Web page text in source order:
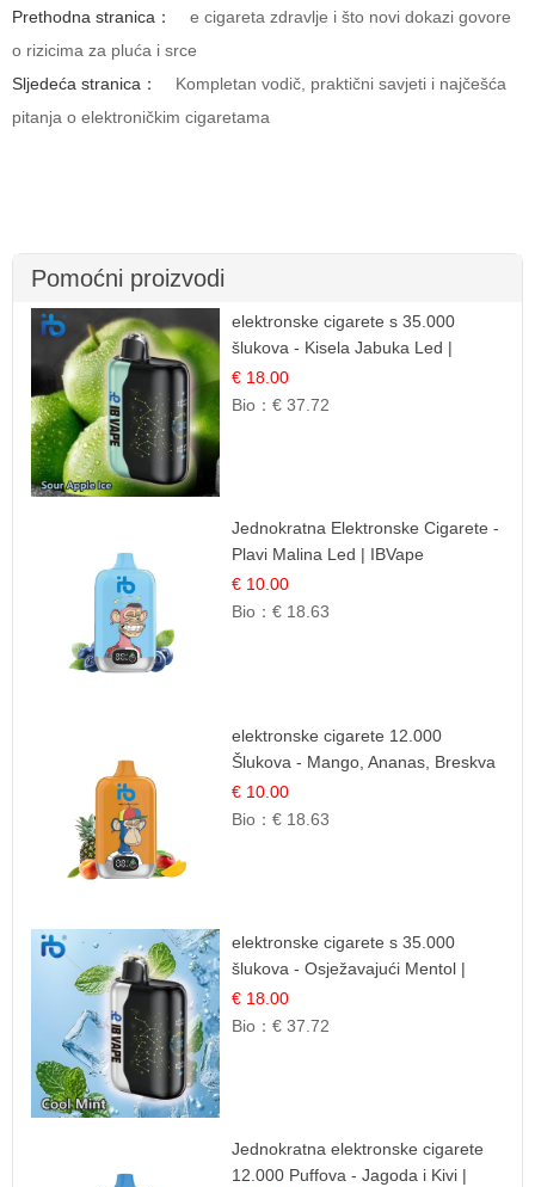
Prethodna stranica：
e cigareta zdravlje i što novi dokazi govore
o rizicima za pluća i srce
Sljedeća stranica：
Kompletan vodič, praktični savjeti i najčešća
pitanja o elektroničkim cigaretama
Pomoćni proizvodi
elektronske cigarete s 35.000
šlukova - Kisela Jabuka Led |
Osježavajući Kiselo-Slatki Okus
€ 18.00
Bio：€ 37.72
Jednokratna Elektronske Cigarete -
Plavi Malina Led | IBVape
€ 10.00
Bio：€ 18.63
elektronske cigarete 12.000
Šlukova - Mango, Ananas, Breskva
| Tropska Voćna Mješavina
€ 10.00
Bio：€ 18.63
elektronske cigarete s 35.000
šlukova - Osježavajući Mentol |
Čista i Svježa Okus
€ 18.00
Bio：€ 37.72
Jednokratna elektronske cigarete
12.000 Puffova - Jagoda i Kivi |